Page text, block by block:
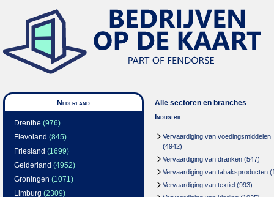
Nederland
Drenthe (976)
Flevoland (845)
Friesland (1699)
Gelderland (4952)
Groningen (1071)
Limburg (2309)
Alle sectoren en branches
Industrie
Vervaardiging van voedingsmiddelen
(4942)
Vervaardiging van dranken (547)
Vervaardiging van tabaksproducten
Vervaardiging van textiel (993)